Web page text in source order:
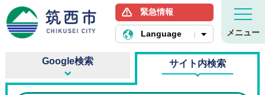
筑西市ホームページ
緊急情報
Language メニュー
Google検索 サイト内検索